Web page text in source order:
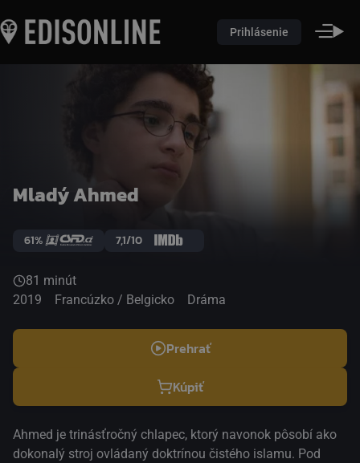
Prihlásenie
Mladý Ahmed
61% 7,1/10
81 minút
2019
Francúzko / Belgicko Dráma
Prehrať
Kúpiť
Ahmed je trinásťročný chlapec, ktorý navonok pôsobí ako
dokonalý stroj ovládaný doktrínou čistého islamu. Pod